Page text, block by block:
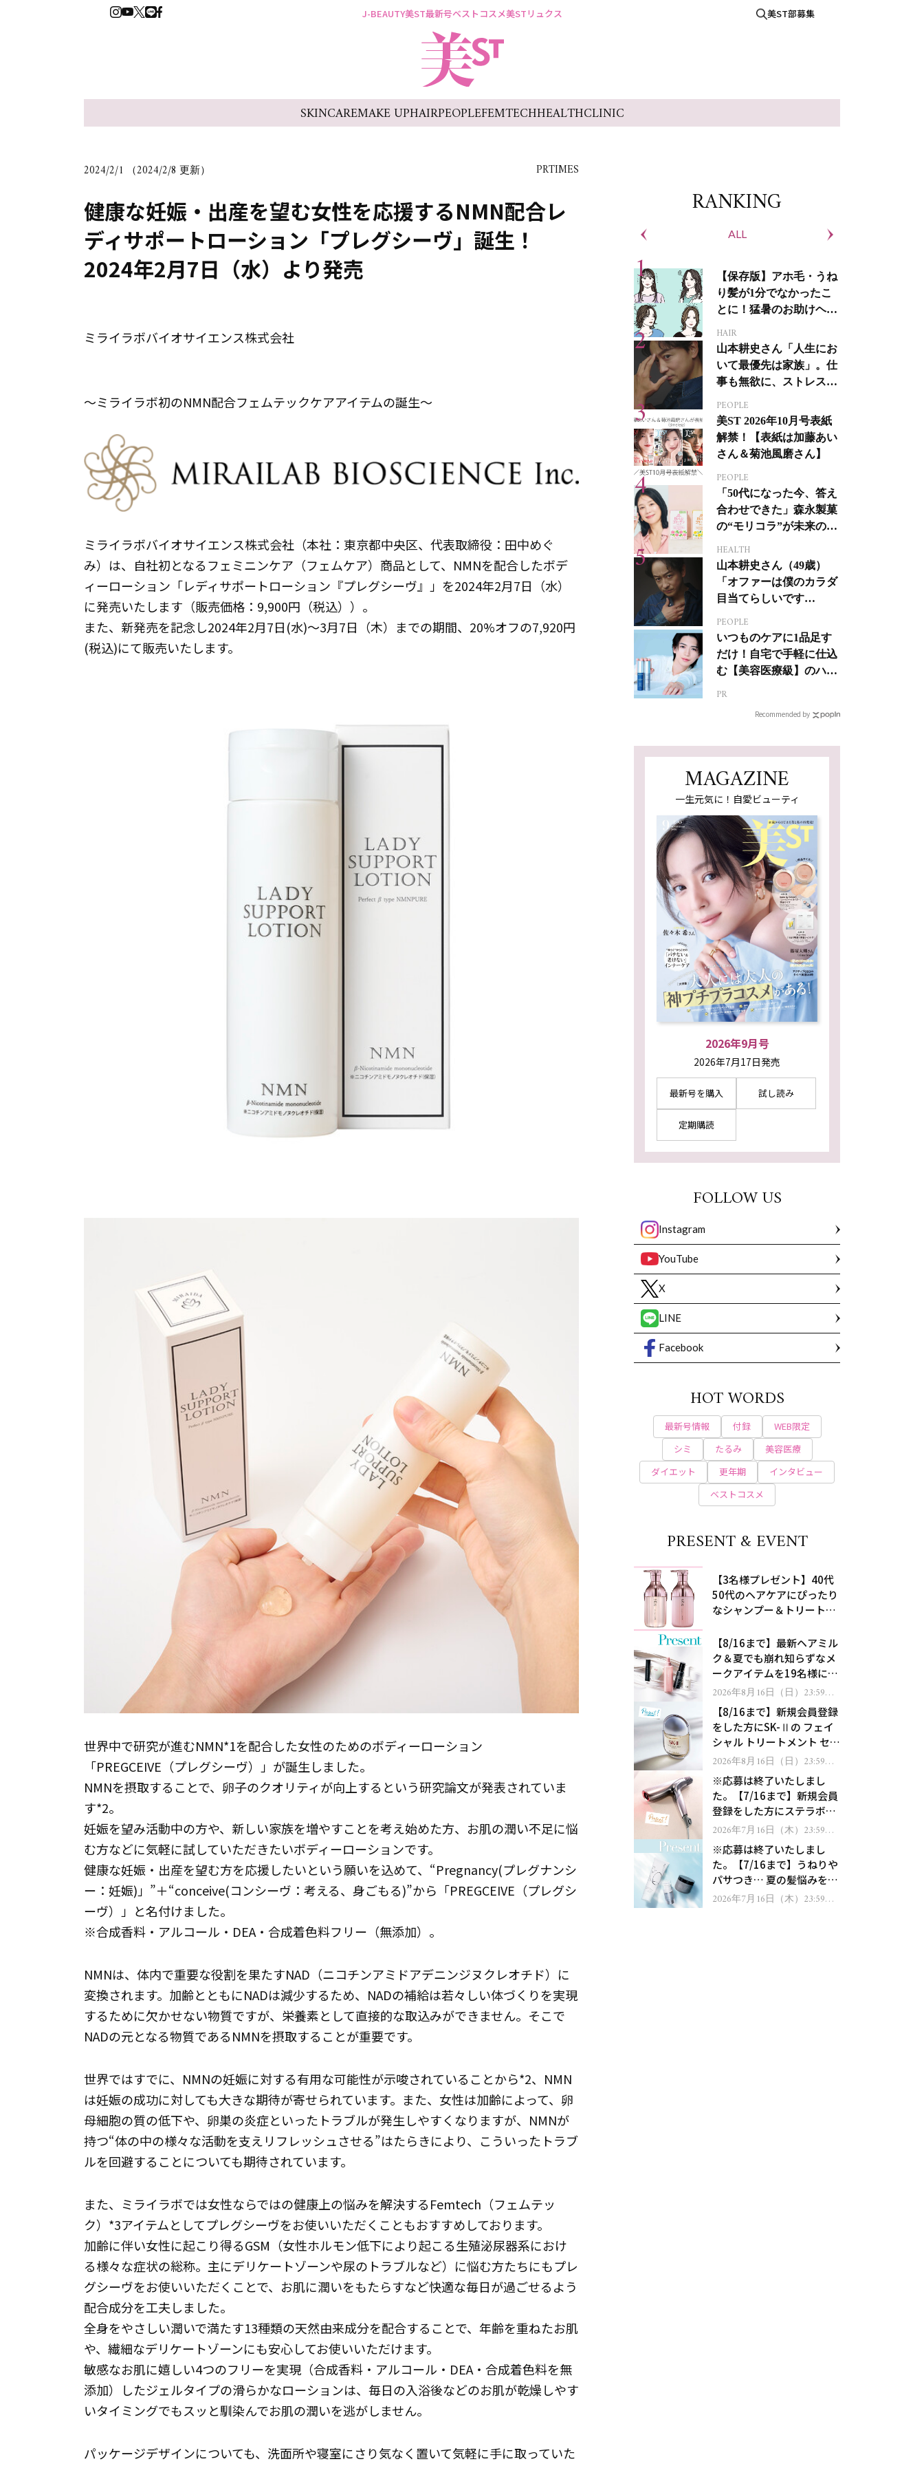
J-BEAUTY美ST最新号ベストコスメ美STリュクス 美ST部募集
SKINCAREMAKE UPHAIRPEOPLEFEMTECHHEALTHCLINIC
2024/2/1 （2024/2/8 更新） PRTIMES
健康な妊娠・出産を望む女性を応援するNMN配合レ
ディサポートローション「プレグシーヴ」誕生！
2024年2月7日（水）より発売
ミライラボバイオサイエンス株式会社
～ミライラボ初のNMN配合フェムテックケアアイテムの誕生～
ミライラボバイオサイエンス株式会社（本社：東京都中央区、代表取締役：田中めぐ
み）は、自社初となるフェミニンケア（フェムケア）商品として、NMNを配合したボデ
ィーローション「レディサポートローション『プレグシーヴ』」を2024年2月7日（水）
に発売いたします（販売価格：9,900円（税込））。
また、新発売を記念し2024年2月7日(水)～3月7日（木）までの期間、20%オフの7,920円
(税込)にて販売いたします。
世界中で研究が進むNMN*1を配合した女性のためのボディーローション
「PREGCEIVE（プレグシーヴ）」が誕生しました。
NMNを摂取することで、卵子のクオリティが向上するという研究論文が発表されていま
す*2。
妊娠を望み活動中の方や、新しい家族を増やすことを考え始めた方、お肌の潤い不足に悩
む方などに気軽に試していただきたいボディーローションです。
健康な妊娠・出産を望む方を応援したいという願いを込めて、“Pregnancy(プレグナンシ
ー：妊娠)」”＋“conceive(コンシーヴ：考える、身ごもる)”から「PREGCEIVE（プレグシ
ーヴ）」と名付けました。
※合成香料・アルコール・DEA・合成着色料フリー（無添加）。
NMNは、体内で重要な役割を果たすNAD（ニコチンアミドアデニンジヌクレオチド）に
変換されます。加齢とともにNADは減少するため、NADの補給は若々しい体づくりを実現
するために欠かせない物質ですが、栄養素として直接的な取込みができません。そこで
NADの元となる物質であるNMNを摂取することが重要です。
世界ではすでに、NMNの妊娠に対する有用な可能性が示唆されていることから*2、NMN
は妊娠の成功に対しても大きな期待が寄せられています。また、女性は加齢によって、卵
母細胞の質の低下や、卵巣の炎症といったトラブルが発生しやすくなりますが、NMNが
持つ“体の中の様々な活動を支えリフレッシュさせる”はたらきにより、こういったトラブ
ルを回避することについても期待されています。
また、ミライラボでは女性ならではの健康上の悩みを解決するFemtech（フェムテッ
ク）*3アイテムとしてプレグシーヴをお使いいただくこともおすすめしております。
加齢に伴い女性に起こり得るGSM（女性ホルモン低下により起こる生殖泌尿器系におけ
る様々な症状の総称。主にデリケートゾーンや尿のトラブルなど）に悩む方たちにもプレ
グシーヴをお使いいただくことで、お肌に潤いをもたらすなど快適な毎日が過ごせるよう
配合成分を工夫しました。
全身をやさしい潤いで満たす13種類の天然由来成分を配合することで、年齢を重ねたお肌
や、繊細なデリケートゾーンにも安心してお使いいただけます。
敏感なお肌に嬉しい4つのフリーを実現（合成香料・アルコール・DEA・合成着色料を無
添加）したジェルタイプの滑らかなローションは、毎日の入浴後などのお肌が乾燥しやす
いタイミングでもスッと馴染んでお肌の潤いを逃がしません。
パッケージデザインについても、洗面所や寝室にさり気なく置いて気軽に手に取っていた
RANKING
ALL
【保存版】アホ毛・うね
り髪が1分でなかったこ
とに！猛暑のお助けヘア
HAIR
山本耕史さん「人生にお
いて最優先は家族」。仕
事も無欲に、ストレスを
PEOPLE
美ST 2026年10月号表紙
解禁！【表紙は加藤あい
さん＆菊池風磨さん】
PEOPLE
「50代になった今、答え
合わせできた」森永製菓
の“モリコラ”が未来のキ
HEALTH
山本耕史さん（49歳）
「オファーは僕のカラダ
目当てらしいです
ジカルへの挑戦
PEOPLE
いつものケアに1品足す
だけ！自宅で手軽に仕込
む【美容医療級】のハリ
PR
Recommended by
MAGAZINE
一生元気に！自愛ビューティ
2026年9月号
2026年7月17日発売
最新号を購入 試し読み
定期購読
FOLLOW US
Instagram
YouTube
X
LINE
Facebook
HOT WORDS
最新号情報 付録
WEB限定
シミ
たるみ
美容医療
ダイエット
更年期
インタビュー
ベストコスメ
PRESENT & EVENT
【3名様プレゼント】40代
50代のヘアケアにぴったり
なシャンプー＆トリートメ
処！
【8/16まで】最新ヘアミル
ク＆夏でも崩れ知らずなメ
ークアイテムを19名様にプ
レゼント！
2026年8月16日（日）23:59ま
で【8/16まで】新規会員登録
をした方にSK-Ⅱの フェイ
シャル トリートメント セラ
ムをプレゼント！
2026年8月16日（日）23:59ま
※応募は終了いたしまし
た。【7/16まで】新規会員
登録をした方にステラボー
テのシャインリバース ヘア
ゼント！
2026年7月16日（木）23:59ま
※応募は終了いたしまし
た。【7/16まで】うねりや
パサつき… 夏の髪悩みを解
消するヘアケアアイテムを
2026年7月16日（木）23:59ま